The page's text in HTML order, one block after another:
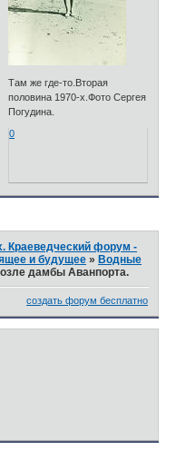
Там же где-то.Вторая
половина 1970-х.Фото Сергея
Погудина.
0
форум -
и будущее »Водные
дамбы Аванпорта.
создать форум бесплатно